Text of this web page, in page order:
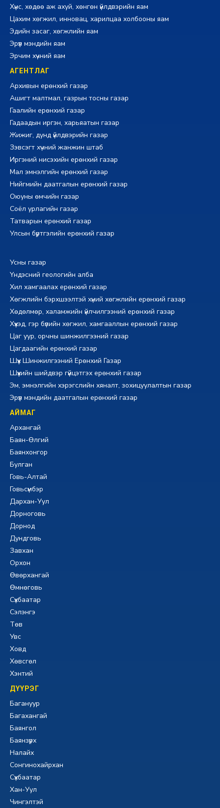
Хүнс, хөдөө аж ахуй, хөнгөн үйлдвэрийн яам
Цахим хөгжил, инновац, харилцаа холбооны яам
Эдийн засаг, хөгжлийн яам
Эрүүл мэндийн яам
Эрчим хүчний яам
АГЕНТЛАГ
Архивын ерөнхий газар
Ашигт малтмал, газрын тосны газар
Гаалийн ерөнхий газар
Гадаадын иргэн, харьяатын газар
Жижиг, дунд үйлдвэрийн газар
Зэвсэгт хүчний жанжин штаб
Иргэний нисэхийн ерөнхий газар
Мал эмнэлгийн ерөнхий газар
Нийгмийн даатгалын ерөнхий газар
Оюуны өмчийн газар
Соёл урлагийн газар
Татварын ерөнхий газар
Улсын бүртгэлийн ерөнхий газар
Усны газар
Үндэсний геологийн алба
Хил хамгаалах ерөнхий газар
Хөгжлийн бэрхшээлтэй хүний хөгжлийн ерөнхий газар
Хөдөлмөр, халамжийн үйлчилгээний ерөнхий газар
Хүүхэд, гэр бүлийн хөгжил, хамгааллын ерөнхий газар
Цаг уур, орчны шинжилгээний газар
Цагдаагийн ерөнхий газар
Шүүх Шинжилгээний Ерөнхий Газар
Шүүхийн шийдвэр гүйцэтгэх ерөнхий газар
Эм, эмнэлгийн хэрэгслийн хяналт, зохицуулалтын газар
Эрүүл мэндийн даатгалын ерөнхий газар
АЙМАГ
Архангай
Баян-Өлгий
Баянхонгор
Булган
Говь-Алтай
Говьсүмбэр
Дархан-Уул
Дорноговь
Дорнод
Дундговь
Завхан
Орхон
Өвөрхангай
Өмнөговь
Сүхбаатар
Сэлэнгэ
Төв
Увс
Ховд
Хөвсгөл
Хэнтий
ДҮҮРЭГ
Багануур
Багахангай
Баянгол
Баянзүрх
Налайх
Сонгинохайрхан
Сүхбаатар
Хан-Уул
Чингэлтэй